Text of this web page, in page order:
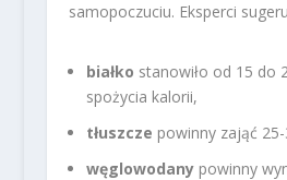
samopoczuciu. Eksperci
białko stanowiło od 15 do
spożycia kalorii,
tłuszcze powinny zająć
węglowodanypowinny